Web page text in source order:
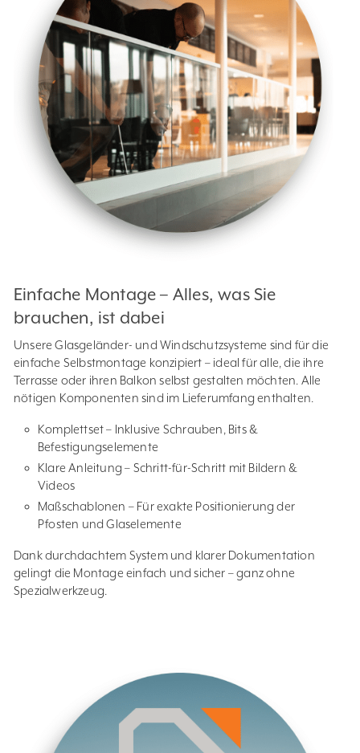
Einfache Montage – Alles, was Sie
brauchen, ist dabei
Unsere Glasgeländer- und Windschutzsysteme sind für die
einfache Selbstmontage konzipiert – ideal für alle, die ihre
Terrasse oder ihren Balkon selbst gestalten möchten. Alle
nötigen Komponenten sind im Lieferumfang enthalten.
Komplettset – Inklusive Schrauben, Bits &
Befestigungselemente
Klare Anleitung – Schritt-für-Schritt mit Bildern &
Videos
Maßschablonen – Für exakte Positionierung der
Pfosten und Glaselemente
Dank durchdachtem System und klarer Dokumentation
gelingt die Montage einfach und sicher – ganz ohne
Spezialwerkzeug.